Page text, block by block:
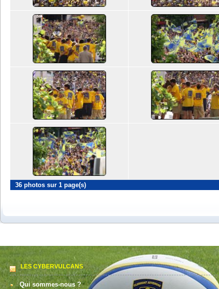
36 photos sur 1 page(s)
LES CYBERVULCANS
Qui sommes-nous ?